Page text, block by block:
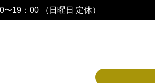
〜19：00 （日曜日 定休）